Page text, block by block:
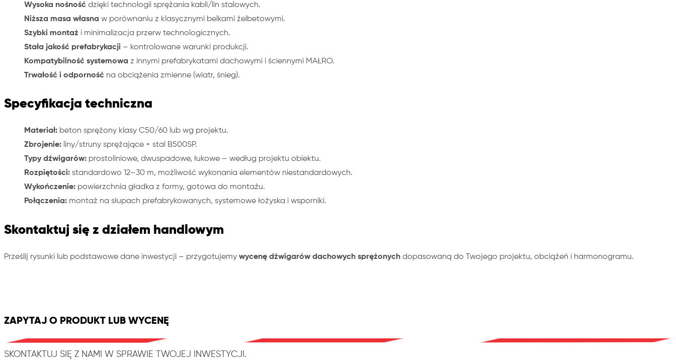
Wysoka nośność dzięki technologii sprężania kabli/lin stalowych.
Niższa masa własna w porównaniu z klasycznymi belkami żelbetowymi.
Szybki montaż i minimalizacja przerw technologicznych.
Stała jakość prefabrykacji – kontrolowane warunki produkcji.
Kompatybilność systemowa z innymi prefabrykatami dachowymi i ściennymi MAŁRO.
Trwałość i odporność na obciążenia zmienne (wiatr, śnieg).
Specyfikacja techniczna
Materiał: beton sprężony klasy C50/60 lub wg projektu.
Zbrojenie: liny/struny sprężające + stal B500SP.
Typy dźwigarów: prostoliniowe, dwuspadowe, łukowe – według projektu obiektu.
Rozpiętości: standardowo 12–30 m, możliwość wykonania elementów niestandardowych.
Wykończenie: powierzchnia gładka z formy, gotowa do montażu.
Połączenia: montaż na słupach prefabrykowanych, systemowe łożyska i wsporniki.
Skontaktuj się z działem handlowym
Prześlij rysunki lub podstawowe dane inwestycji – przygotujemy wycenę dźwigarów dachowych sprężonych dopasowaną do Twojego projektu, obciążeń i harmonogramu.
ZAPYTAJ O PRODUKT LUB WYCENĘ
SKONTAKTUJ SIĘ Z NAMI W SPRAWIE TWOJEJ INWESTYCJI.